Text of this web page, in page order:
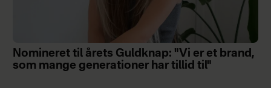
Nomineret til årets Guldknap: "Vi er et brand,
som mange generationer har tillid til"